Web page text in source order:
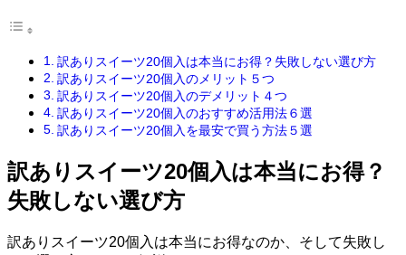
訳ありスイーツ20個入は本当にお得？失敗しない選び方
訳ありスイーツ20個入のメリット５つ
訳ありスイーツ20個入のデメリット４つ
訳ありスイーツ20個入のおすすめ活用法６選
訳ありスイーツ20個入を最安で買う方法５選
訳ありスイーツ20個入は本当にお得？
失敗しない選び方
訳ありスイーツ20個入は本当にお得なのか、そして失敗し